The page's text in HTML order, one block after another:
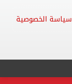
سياسة الخصوصية